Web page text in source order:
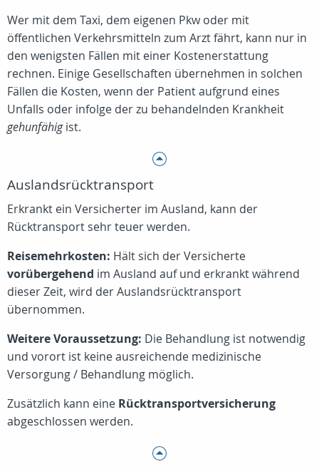
Wer mit dem Taxi, dem eigenen Pkw oder mit
öffentlichen Verkehrsmitteln zum Arzt fährt, kann nur in
den wenigsten Fällen mit einer Kostenerstattung
rechnen. Einige Gesellschaften übernehmen in solchen
Fällen die Kosten, wenn der Patient aufgrund eines
Unfalls oder infolge der zu behandelnden Krankheit
gehunfähigist.
Auslandsrücktransport
Erkrankt ein Versicherter im Ausland, kann der
Rücktransport sehr teuer werden.
Reisemehrkosten: Hält sich der Versicherte
vorübergehend im Ausland auf und erkrankt während
dieser Zeit, wird der Auslandsrücktransport
übernommen.
Weitere Voraussetzung: Die Behandlung ist notwendig
und vorort ist keine ausreichende medizinische
Versorgung / Behandlung möglich.
Zusätzlich kann eine Rücktransportversicherung
abgeschlossen werden.